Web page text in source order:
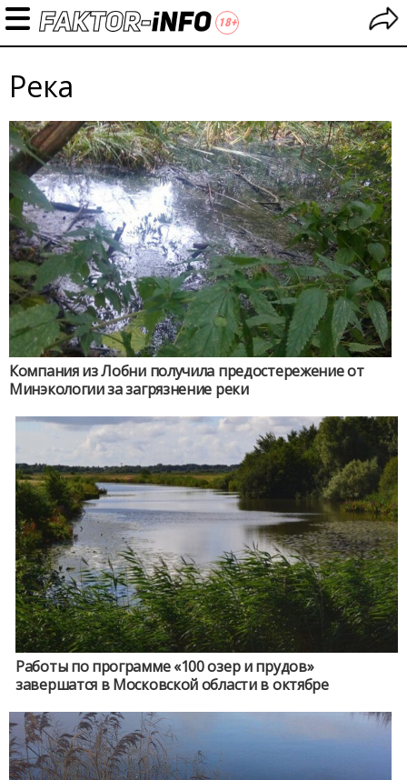
Река
Компания из Лобни получила предостережение от
Минэкологии за загрязнение реки
Работы по программе «100 озер и прудов»
завершатся в Московской области в октябре